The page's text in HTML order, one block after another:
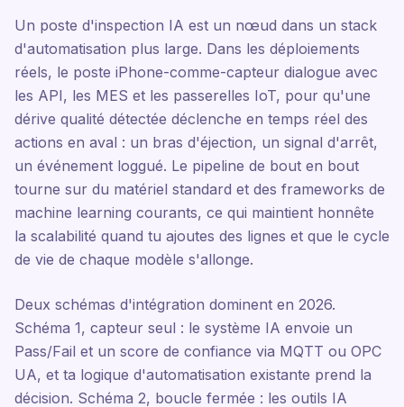
Un poste d'inspection IA est un nœud dans un stack
d'automatisation plus large. Dans les déploiements
réels, le poste iPhone-comme-capteur dialogue avec
les API, les MES et les passerelles IoT, pour qu'une
dérive qualité détectée déclenche en temps réel des
actions en aval : un bras d'éjection, un signal d'arrêt,
un événement loggué. Le pipeline de bout en bout
tourne sur du matériel standard et des frameworks de
machine learning courants, ce qui maintient honnête
la scalabilité quand tu ajoutes des lignes et que le cycle
de vie de chaque modèle s'allonge.
Deux schémas d'intégration dominent en 2026.
Schéma 1, capteur seul : le système IA envoie un
Pass/Fail et un score de confiance via MQTT ou OPC
UA, et ta logique d'automatisation existante prend la
décision. Schéma 2, boucle fermée : les outils IA